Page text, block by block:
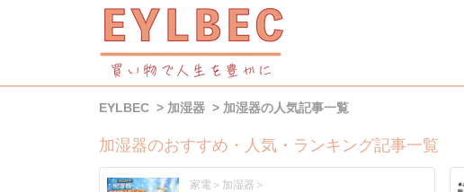
EYLBEC 加湿器 加湿器の人気記事一覧
加湿器のおすすめ・人気・ランキング記事一覧
家電 加湿器